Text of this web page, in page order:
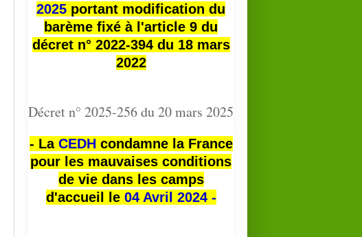
2025 portant modification du
barème fixé à l'article 9 du
décret n° 2022-394 du 18 mars
2022
Décret n° 2025-256 du 20 mars 2025
- La CEDHcondamne la France
pour les mauvaises conditions
de vie dans les camps
d'accueil le 04 Avril 2024 -